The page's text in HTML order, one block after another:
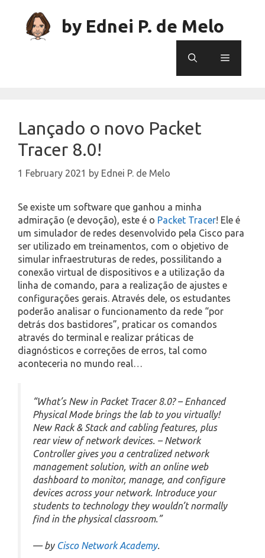
content
by Ednei P. de Melo
Menu
Lançado o novo Packet
Tracer 8.0!
1 February 2021 by Ednei P. de Melo
Se existe um software que ganhou a minha
admiração (e devoção), este é o Packet Tracer! Ele é
um simulador de redes desenvolvido pela Cisco para
ser utilizado em treinamentos, com o objetivo de
simular infraestruturas de redes, possilitando a
conexão virtual de dispositivos e a utilização da
linha de comando, para a realização de ajustes e
configurações gerais. Através dele, os estudantes
poderão analisar o funcionamento da rede “por
detrás dos bastidores”, praticar os comandos
através do terminal e realizar práticas de
diagnósticos e correções de erros, tal como
aconteceria no mundo real…
“What’s New in Packet Tracer 8.0? – Enhanced
Physical Mode brings the lab to you virtually!
New Rack & Stack and cabling features, plus
rear view of network devices. – Network
Controller gives you a centralized network
management solution, with an online web
dashboard to monitor, manage, and configure
devices across your network. Introduce your
students to technology they wouldn’t normally
find in the physical classroom.”
— by Cisco Network Academy.